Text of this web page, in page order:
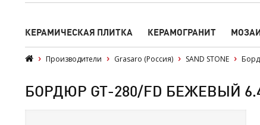
КЕРАМИЧЕСКАЯ ПЛИТКА КЕРАМОГРАНИТ
Производители Grasaro (Россия) SAND STONE
БОРДЮР GT-280/FD БЕЖЕВЫЙ